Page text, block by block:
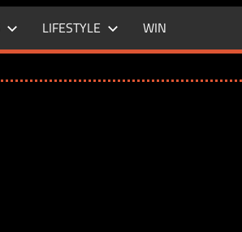
LIFESTYLE WIN